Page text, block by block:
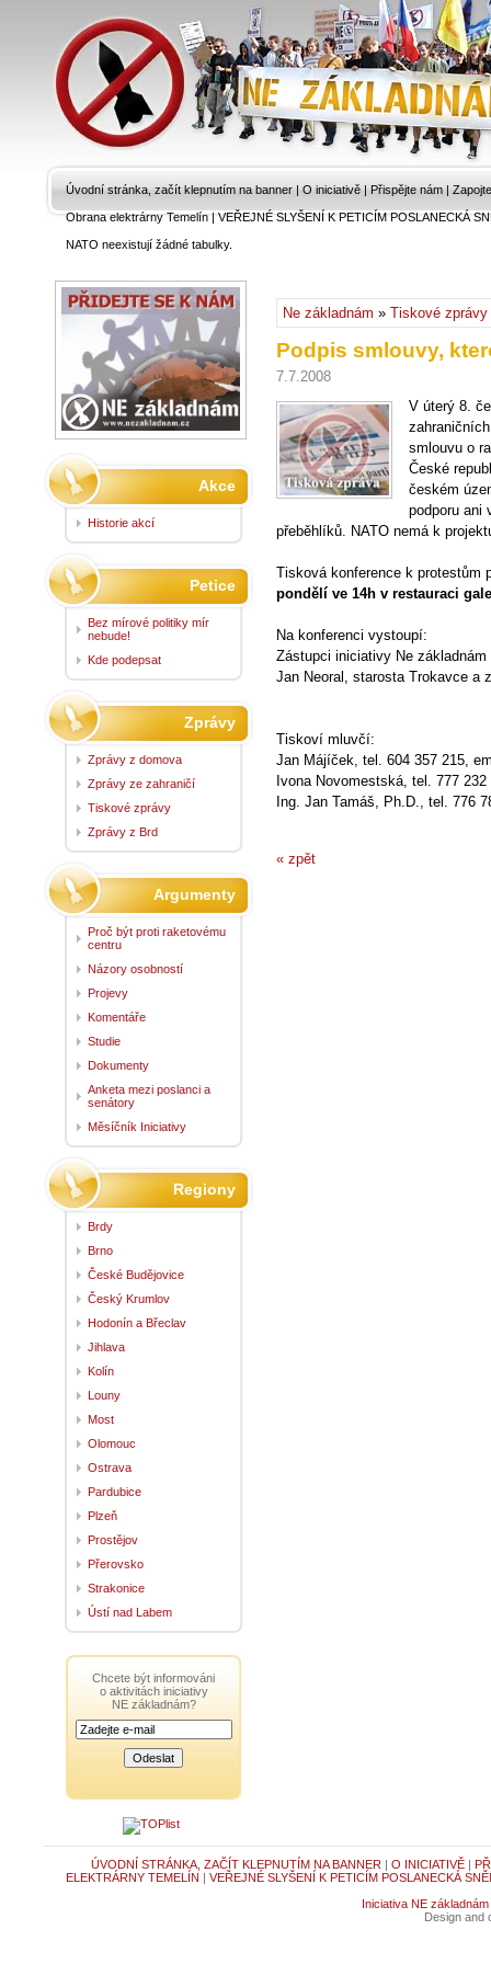
Úvodní stránka, začít klepnutím na banner | O iniciativě | Přispějte nám |
Obrana elektrárny Temelín|VEŘEJNÉ SLYŠENÍ K PETICÍM POSLANECKÁ
NATO neexistují žádné tabulky.
Ne základnám » Tiskové zprávy
Podpis smlouvy,
7.7.2008
V úterý 8.
smlouvu o
České
českém
podporu ani
přeběhlíků. NATO nemá k
Tisková konference k protestům
pondělí ve 14h v restauraci
Na konferenci vystoupí:
Zástupci iniciativy Ne základnám
Jan Neoral, starosta Trokavce a
Tiskoví mluvčí:
Jan Májíček, tel. 604 357 215,
Ivona Novomestská, tel. 777
Ing. Jan Tamáš, Ph.D., tel. 776
« zpět
Akce
Historie akcí
Petice
Bez mírové politiky mír
nebude!
Kde podepsat
Zprávy
Zprávy z domova
Zprávy ze zahraničí
Tiskové zprávy
Zprávy z Brd
Argumenty
Proč být proti raketovému
centru
Názory osobností
Projevy
Komentáře
Studie
Dokumenty
Anketa mezi poslanci a
senátory
Měsíčník Iniciativy
Regiony
Brdy
Brno
České Budějovice
Český Krumlov
Hodonín a Břeclav
Jihlava
Kolín
Louny
Most
Olomouc
Ostrava
Pardubice
Plzeň
Prostějov
Přerovsko
Strakonice
Ústí nad Labem
Chcete být informováni
o aktivitách iniciativy
NE základnám?
ÚVODNÍ STRÁNKA, ZAČÍT KLEPNUTÍM NA BANNER | O INICIATIVĚ|
ELEKTRÁRNY TEMELÍN | VEŘEJNÉ SLYŠENÍ K PETICÍM POSLANECKÁ
Iniciativa NE základnám
Design and